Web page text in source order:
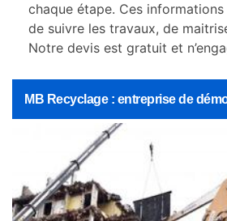
MB Recyclage : entreprise de
chaque étape. Ces
de suivre les travaux, de
Notre devis est gratuit et